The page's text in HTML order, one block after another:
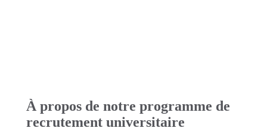
À propos de notre programme de
recrutement universitaire